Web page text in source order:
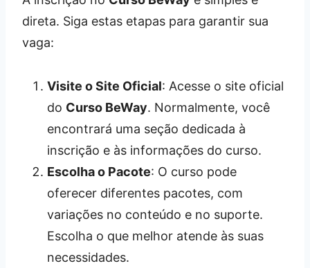
direta. Siga estas etapas para garantir sua
vaga:
Visite o Site Oficial: Acesse o site oficial
do Curso BeWay. Normalmente, você
encontrará uma seção dedicada à
inscrição e às informações do curso.
Escolha o Pacote: O curso pode
oferecer diferentes pacotes, com
variações no conteúdo e no suporte.
Escolha o que melhor atende às suas
necessidades.